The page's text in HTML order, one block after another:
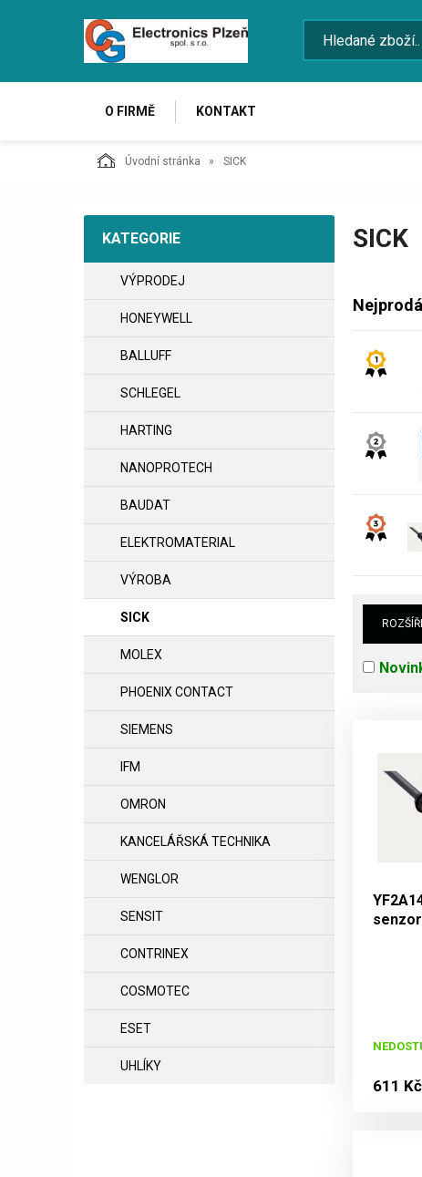
O FIRMĚ KONTAKT
Úvodní stránka SICK
KATEGORIE
VÝPRODEJ
HONEYWELL
BALLUFF
SCHLEGEL
HARTING
NANOPROTECH
BAUDAT
ELEKTROMATERIAL
VÝROBA
SICK
MOLEX
PHOENIX CONTACT
SIEMENS
IFM
OMRON
KANCELÁŘSKÁ TECHNIKA
WENGLOR
SENSIT
CONTRINEX
COSMOTEC
ESET
UHLÍKY
SICK
611 Kč